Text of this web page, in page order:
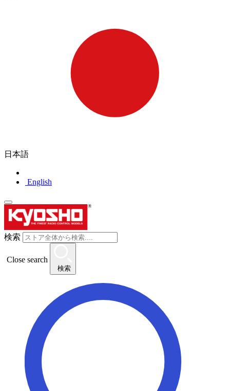
日本語
English
検索
Close search
検索